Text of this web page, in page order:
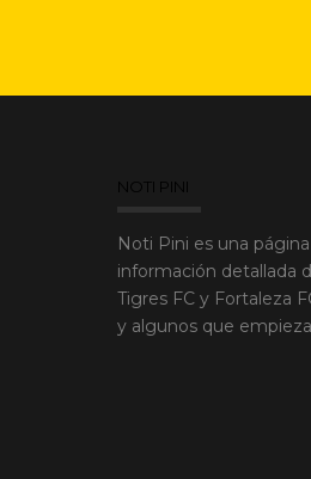
NOTI PINI
Noti Pini es una
información detallada
Tigres FC y Fortaleza
y algunos que